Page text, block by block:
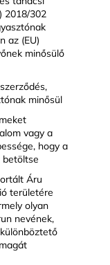
2018/302
az (EU)
minősülő
minősül
vagy a
hogy a
betöltse
Áru
területére
olyan
nevének,